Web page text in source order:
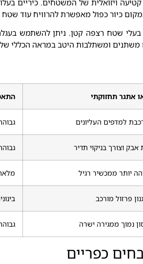
ויזואלית של המשטחים. כיריים
כיור כפול מאפשרת להרוויח עוד שטח
בעלי שטח רצפה קטן. ניתן להשתמש
משתנים ומשתלבות היטב במראה הכללי
אתגר תחזוקתי
למדפים העליונים
וצורך בניקוי תדיר
יותר ממכשיר רגיל
פרזול מורכב
נמוך ממגירה ישרה
כפריים